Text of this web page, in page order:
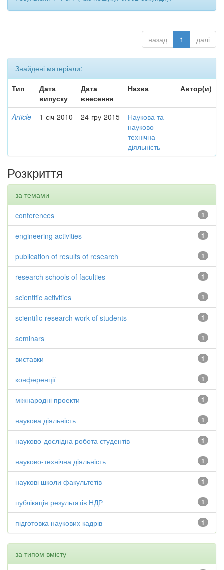
назад 1 далі
Знайдені матеріали:
Тип
Дата
випуску
Дата
внесення
Назва Автор(и)
Article 1-січ-2010 24-гру-2015
Наукова та
науково-
технічна
діяльність
-
Розкриття
за темами
1
conferences
1
engineering activities
1
publication of results of research
1
research schools of faculties
1
scientific activities
1
scientific-research work of students
1
seminars
1
виставки
1
конференції
1
міжнародні проекти
1
наукова діяльність
1
науково-дослідна робота студентів
1
науково-технічна діяльність
1
наукові школи факультетів
1
публікація результатів НДР
1
підготовка наукових кадрів
за типом вмісту